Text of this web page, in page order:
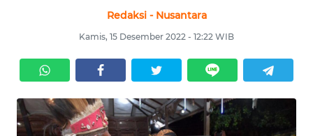
Redaksi - Nusantara
Kamis, 15 Desember 2022 - 12:22 WIB
SERBA-
SERBI
Informasi